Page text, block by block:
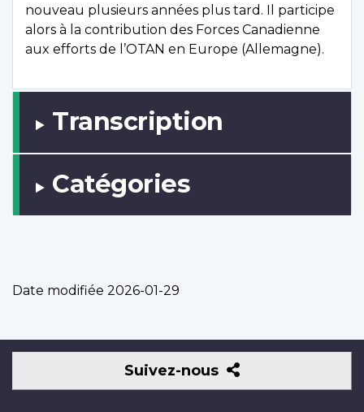
nouveau plusieurs années plus tard. Il participe
alors à la contribution des Forces Canadienne
aux efforts de l’OTAN en Europe (Allemagne).
Transcription
Catégories
Date modifiée 2026-01-29
Suivez-nous
Suivez-
nous